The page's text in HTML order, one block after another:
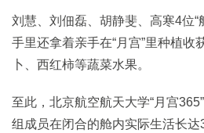
刘慧、刘佃磊、胡静斐、高寒4位“
手里还拿着亲手在“月宫”里种植收
卜、西红柿等蔬菜水果。
至此，北京航空航天大学“月宫
组成员在闭合的舱内实际生活长